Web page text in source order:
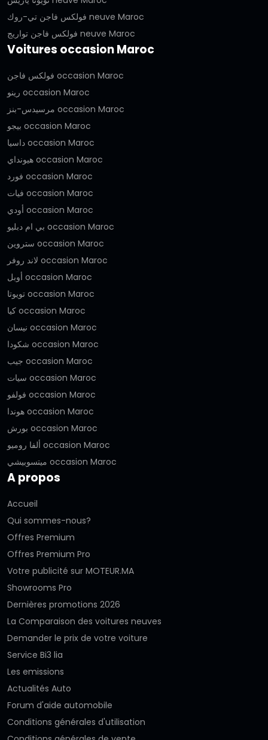
فولكس فاجن تي-روك neuve Maroc
فولكس فاجن تواريج neuve Maroc
Voitures occasion Maroc
فولكس فاجن occasion Maroc
رينو occasion Maroc
مرسيدس-بنز occasion Maroc
بيجو occasion Maroc
داسيا occasion Maroc
هيونداي occasion Maroc
فورد occasion Maroc
فيات occasion Maroc
أودي occasion Maroc
بي ام دبليو occasion Maroc
ستروين occasion Maroc
لاند روفر occasion Maroc
أوبل occasion Maroc
تويوتا occasion Maroc
كيا occasion Maroc
نيسان occasion Maroc
شكودا occasion Maroc
جيب occasion Maroc
سيات occasion Maroc
فولفو occasion Maroc
هوندا occasion Maroc
بورش occasion Maroc
ألفا روميو occasion Maroc
ميتسوبيشي occasion Maroc
A propos
Accueil
Qui sommes-nous?
Offres Premium
Offres Premium Pro
Votre publicité sur MOTEUR.MA
Showrooms Pro
Dernières promotions 2026
La Comparaison des voitures neuves
Demander le prix de votre voiture
Service Bi3 lia
Les emissions
Actualités Auto
Forum d'aide automobile
Conditions générales d'utilisation